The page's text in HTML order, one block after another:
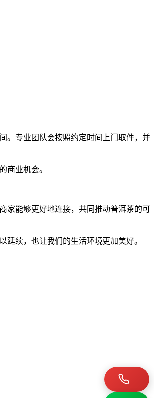
。专业团队会按照约定时间上门取件，并
商业机会。
家能够更好地连接，共同推动普洱茶的可
续，也让我们的生活环境更加美好。